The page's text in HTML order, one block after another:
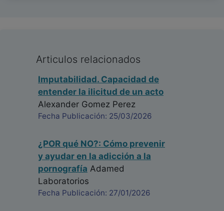
profesionales como especialistas en prevención y
de los pacientes al revisar nuestras propias
emociones en el encuadre del trabajo.
Silvia Rivera Largacha
Psicólogo - Colombia
Como psicólogo, considero fundamental abordar
el tema de las emociones en el psicoterapéuta,
Articulos relacionados
Imputabilidad. Capacidad de
entender la ilicitud de un acto
Alexander Gomez Perez
Fecha Publicación: 25/03/2026
¿POR qué NO?: Cómo prevenir
y ayudar en la adicción a la
pornografía Adamed
Laboratorios
Fecha Publicación: 27/01/2026